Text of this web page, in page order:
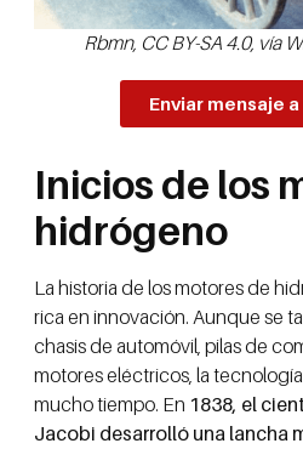
Rbmn, CC BY-SA 4.0, vía
Enviar mensaje
Inicios de los
hidrógeno
La historia de los motores de
rica en innovación. Aunque se
chasis de automóvil, pilas de
motores eléctricos, la
mucho tiempo. En 1838, el
Jacobi desarrolló una lancha